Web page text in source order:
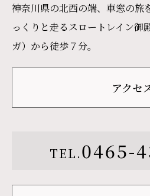
神奈川県の北西の端、車窓の旅
っくりと走るスロートレイン御
ガ）から徒歩７分。
アクセ
TEL.0465-